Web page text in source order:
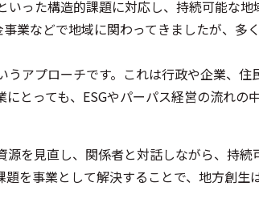
った構造的課題に対応し、持続可能な
事業などで地域に関わってきましたが、
アプローチです。これは行政や企業、
とっても、ESGやパーパス経営の流れ
を見直し、関係者と対話しながら、持
を事業として解決することで、地方創生